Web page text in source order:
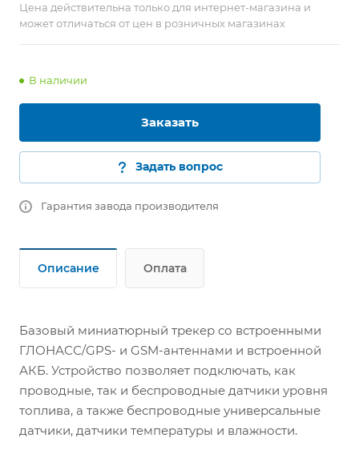
Цена действительна только для интернет-магазина и
может отличаться от цен в розничных магазинах
В наличии
Заказать
Задать вопрос
Гарантия завода производителя
Описание Оплата
Базовый миниатюрный трекер со встроенными
ГЛОНАСС/GPS- и GSM-антеннами и встроенной
АКБ. Устройство позволяет подключать, как
проводные, так и беспроводные датчики уровня
топлива, а также беспроводные универсальные
датчики, датчики температуры и влажности.